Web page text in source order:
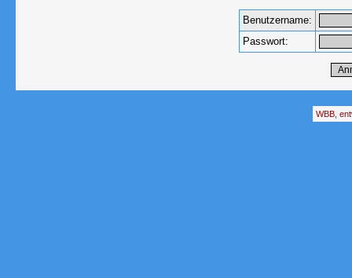
Benutzername:
Passwort:
WBB,